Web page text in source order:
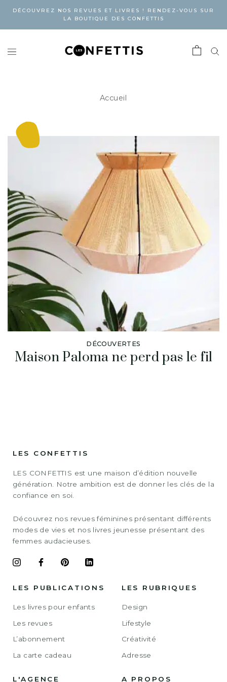
DÉCOUVREZ NOS REVUES ET LIVRES ! RENDEZ-VOUS SUR
LA BOUTIQUE DES CONFETTIS
Accueil
DÉCOUVERTES
Maison Paloma ne perd pas le fil
LES CONFETTIS
LES CONFETTIS est une maison d’édition nouvelle
génération. Notre ambition est de donner les clés de la
confiance en soi.
Découvrez nos revues féminines présentant différents
modes de vies et nos livres jeunesse présentant des
femmes audacieuses.
LES PUBLICATIONS
Les livres pour enfants
Les revues
L’abonnement
La carte cadeau
LES RUBRIQUES
Design
Lifestyle
Créativité
Adresse
L'AGENCE A PROPOS